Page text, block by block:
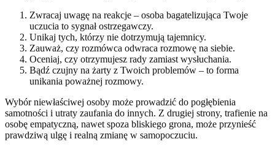
Zwracaj uwagę na reakcje – osoba bagatelizująca Twoje
uczucia to sygnał ostrzegawczy.
Unikaj tych, którzy nie dotrzymują tajemnicy.
Zauważ, czy rozmówca odwraca rozmowę na siebie.
Oceniaj, czy otrzymujesz rady zamiast wysłuchania.
Bądź czujny na żarty z Twoich problemów – to forma
unikania poważnej rozmowy.
Wybór niewłaściwej osoby może prowadzić do pogłębienia
samotności i utraty zaufania do innych. Z drugiej strony, trafienie na
osobę empatyczną, nawet spoza bliskiego grona, może przynieść
prawdziwą ulgę i realną zmianę w samopoczuciu.